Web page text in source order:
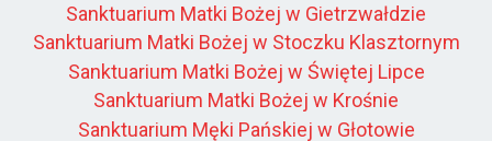
Sanktuarium Matki Bożej w Gietrzwałdzie
Sanktuarium Matki Bożej w Stoczku Klasztornym
Sanktuarium Matki Bożej w Świętej Lipce
Sanktuarium Matki Bożej w Krośnie
Sanktuarium Męki Pańskiej w Głotowie